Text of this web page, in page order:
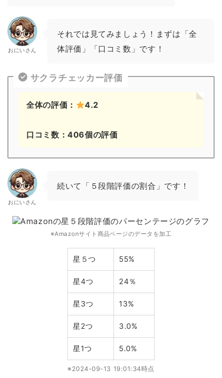
おにいさん
それでは見てみましょう！まずは「全
体評価」「口コミ数」です！
サクラチェッカー評価
全体の評価： 4.2
口コミ数：406個の評価
おにいさん
続いて「５段階評価の割合」です！
※Amazonサイト商品ページのデータを加工
星５つ 55%
星4つ 24％
星3つ 13%
星2つ 3.0%
星1つ 5.0%
※2024-09-13 19:01:34時点